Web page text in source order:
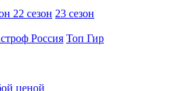
22 сезон 23 сезон
Россия Топ Гир
ценой